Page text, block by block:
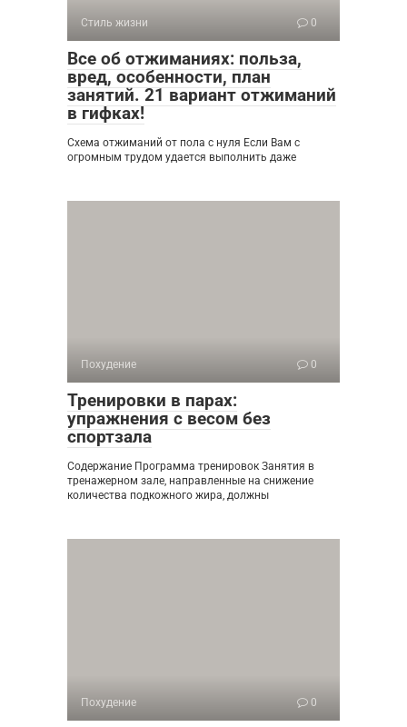
Стиль жизни 0
Все об отжиманиях: польза,
вред, особенности, план
занятий. 21 вариант отжиманий
в гифках!
Схема отжиманий от пола с нуля Если Вам с
огромным трудом удается выполнить даже
Похудение 0
Тренировки в парах:
упражнения с весом без
спортзала
Содержание Программа тренировок Занятия в
тренажерном зале, направленные на снижение
количества подкожного жира, должны
Похудение 0